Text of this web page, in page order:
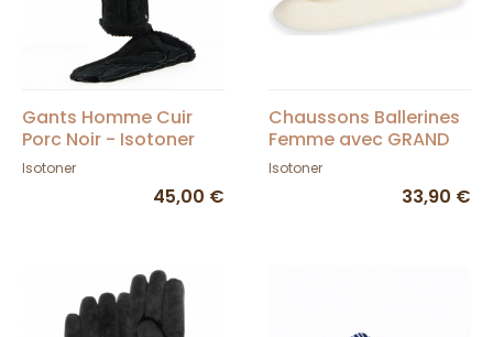
Gants Homme Cuir
Porc Noir - Isotoner
Isotoner
45,00 €
Chaussons Ballerines
Femme avec GRAND
NOEUD NOIR - Isotoner
Isotoner
33,90 €